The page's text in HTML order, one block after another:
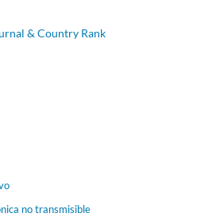
no transmisible